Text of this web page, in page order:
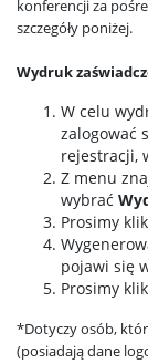
konferencji za
szczegóły poniżej.
Wydruk
W celu
zalogować
rejestracji,
Z menu
wybrać
Prosimy
pojawi się
Prosimy
*Dotyczy osób,
(posiadają dane